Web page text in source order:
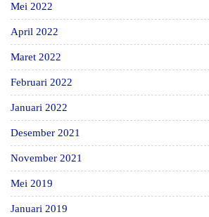
Mei 2022
April 2022
Maret 2022
Februari 2022
Januari 2022
Desember 2021
November 2021
Mei 2019
Januari 2019